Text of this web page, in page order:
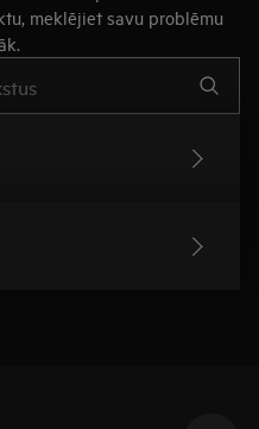
meklējiet savu problēmu